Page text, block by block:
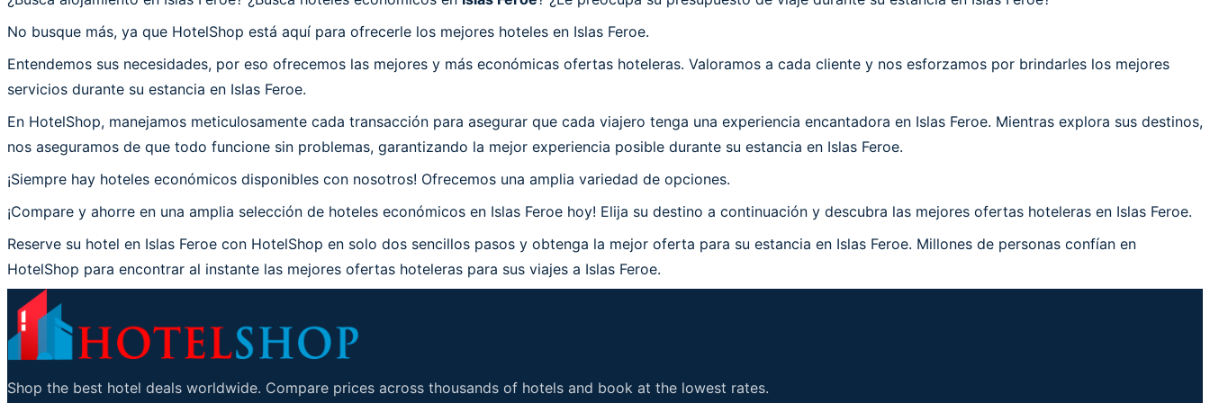
No busque más, ya que HotelShop está aquí para ofrecerle los mejores hoteles en Islas Feroe.
Entendemos sus necesidades, por eso ofrecemos las mejores y más económicas ofertas hoteleras. Valoramos a cada cliente y nos esforzamos por brindarles los mejores
servicios durante su estancia en Islas Feroe.
En HotelShop, manejamos meticulosamente cada transacción para asegurar que cada viajero tenga una experiencia encantadora en Islas Feroe. Mientras explora sus destinos,
nos aseguramos de que todo funcione sin problemas, garantizando la mejor experiencia posible durante su estancia en Islas Feroe.
¡Siempre hay hoteles económicos disponibles con nosotros! Ofrecemos una amplia variedad de opciones.
¡Compare y ahorre en una amplia selección de hoteles económicos en Islas Feroe hoy! Elija su destino a continuación y descubra las mejores ofertas hoteleras en Islas Feroe.
Reserve su hotel en Islas Feroe con HotelShop en solo dos sencillos pasos y obtenga la mejor oferta para su estancia en Islas Feroe. Millones de personas confían en
HotelShop para encontrar al instante las mejores ofertas hoteleras para sus viajes a Islas Feroe.
Shop the best hotel deals worldwide. Compare prices across thousands of hotels and book at the lowest rates.